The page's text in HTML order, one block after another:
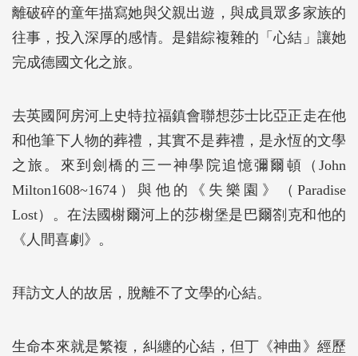
離破碎的童年描寫她與父親出遊，與成員眾多家族的
往事，投入深厚的感情。是錯綜複雜的「心結」讓她
完成德國文化之旅。
去英國阿房河上史特拉福鎮會聯想莎士比亞正走在他
和他筆下人物的葬禮，其實不是葬禮，是永恆的文學
之旅。來到劍橋的三一神學院追憶彌爾頓（John
Milton1608~1674）與他的《失樂園》（Paradise
Lost）。在法國榭爾河上的莎榭堡是巴爾劄克和他的
《人間喜劇》。
拜訪文人的故居，脫離不了文學的心結。
生命本來就是繁複，糾纏的心結，但丁《神曲》經歷